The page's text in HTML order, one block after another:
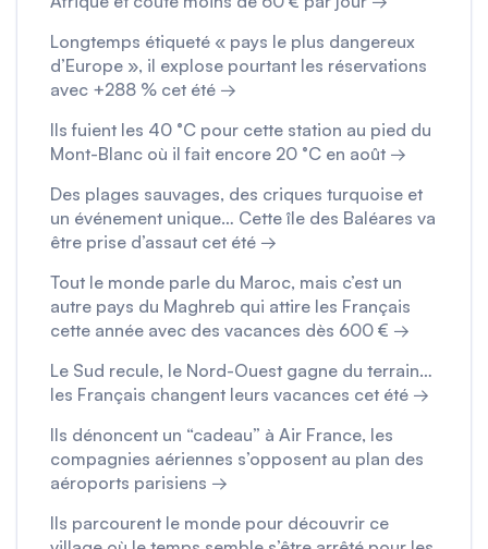
Longtemps étiqueté « pays le plus dangereux
d’Europe », il explose pourtant les réservations
avec +288 % cet été →
Ils fuient les 40 °C pour cette station au pied du
Mont-Blanc où il fait encore 20 °C en août →
Des plages sauvages, des criques turquoise et
un événement unique… Cette île des Baléares va
être prise d’assaut cet été →
Tout le monde parle du Maroc, mais c’est un
autre pays du Maghreb qui attire les Français
cette année avec des vacances dès 600 € →
Le Sud recule, le Nord-Ouest gagne du terrain…
les Français changent leurs vacances cet été →
Ils dénoncent un “cadeau” à Air France, les
compagnies aériennes s’opposent au plan des
aéroports parisiens →
Ils parcourent le monde pour découvrir ce